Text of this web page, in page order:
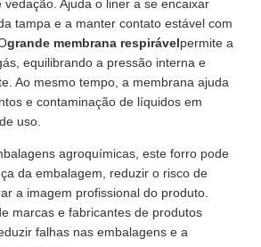
vedação. Ajuda o liner a se encaixar
tampa e a manter contato estável com
grande membrana respirávelpermite a
equilibrando a pressão interna e
Ao mesmo tempo, a membrana ajuda
e contaminação de líquidos em
uso.
agroquímicas, este forro pode
da embalagem, reduzir o risco de
a imagem profissional do produto.
marcas e fabricantes de produtos
falhas nas embalagens e a